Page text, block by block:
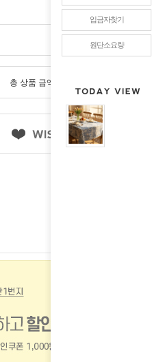
입금자찾기
원단소요량
총 상품 금액